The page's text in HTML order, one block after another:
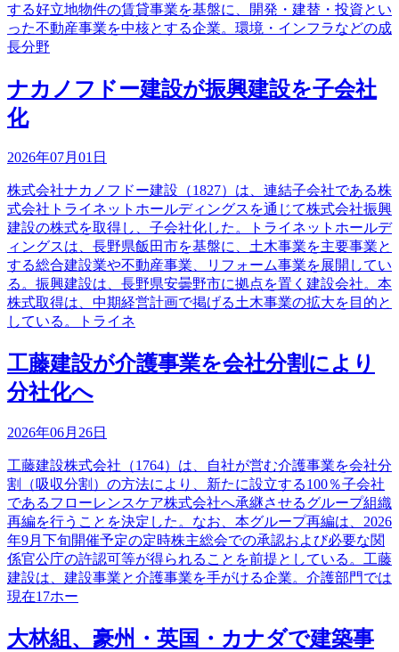
する好立地物件の賃貸事業を基盤に、開発・建替・投資とい
った不動産事業を中核とする企業。環境・インフラなどの成
長分野
ナカノフドー建設が振興建設を子会社
化
2026年07月01日
株式会社ナカノフドー建設（1827）は、連結子会社である株
式会社トライネットホールディングスを通じて株式会社振興
建設の株式を取得し、子会社化した。トライネットホールデ
ィングスは、長野県飯田市を基盤に、土木事業を主要事業と
する総合建設業や不動産事業、リフォーム事業を展開してい
る。振興建設は、長野県安曇野市に拠点を置く建設会社。本
株式取得は、中期経営計画で掲げる土木事業の拡大を目的と
している。トライネ
工藤建設が介護事業を会社分割により
分社化へ
2026年06月26日
工藤建設株式会社（1764）は、自社が営む介護事業を会社分
割（吸収分割）の方法により、新たに設立する100％子会社
であるフローレンスケア株式会社へ承継させるグループ組織
再編を行うことを決定した。なお、本グループ再編は、2026
年9月下旬開催予定の定時株主総会での承認および必要な関
係官公庁の許認可等が得られることを前提としている。工藤
建設は、建設事業と介護事業を手がける企業。介護部門では
現在17ホー
大林組、豪州・英国・カナダで建築事